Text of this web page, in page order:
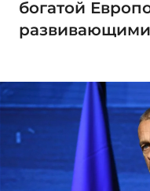
богатой